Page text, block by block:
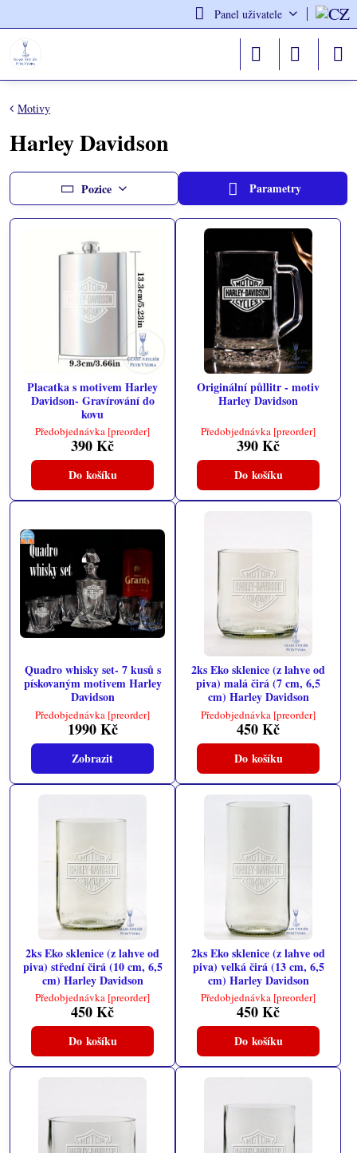
Panel uživatele
Motivy
Harley Davidson
Pozice Parametry
Placatka s motivem Harley
Davidson- Gravírování do
kovu
Předobjednávka [preorder]
390 Kč
Do košíku
Originální půllitr - motiv
Harley Davidson
Předobjednávka [preorder]
390 Kč
Do košíku
Quadro whisky set- 7 kusů s
pískovaným motivem Harley
Davidson
Předobjednávka [preorder]
1990 Kč
Zobrazit
2ks Eko sklenice (z lahve od
piva) malá čirá (7 cm, 6,5
cm) Harley Davidson
Předobjednávka [preorder]
450 Kč
Do košíku
2ks Eko sklenice (z lahve od
piva) střední čirá (10 cm, 6,5
cm) Harley Davidson
Předobjednávka [preorder]
450 Kč
Do košíku
2ks Eko sklenice (z lahve od
piva) velká čirá (13 cm, 6,5
cm) Harley Davidson
Předobjednávka [preorder]
450 Kč
Do košíku